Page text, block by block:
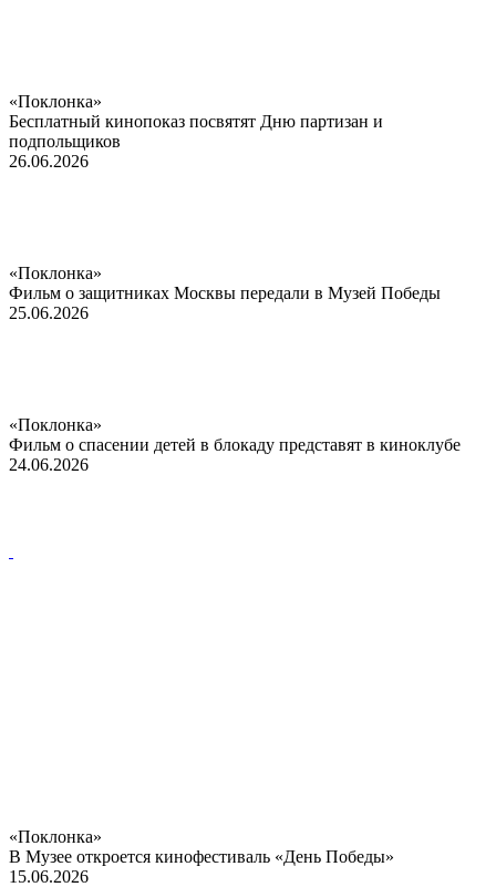
«Поклонка»
Бесплатный кинопоказ посвятят Дню партизан и
подпольщиков
26.06.2026
«Поклонка»
Фильм о защитниках Москвы передали в Музей Победы
25.06.2026
«Поклонка»
Фильм о спасении детей в блокаду представят в киноклубе
24.06.2026
«Поклонка»
В Музее откроется кинофестиваль «День Победы»
15.06.2026